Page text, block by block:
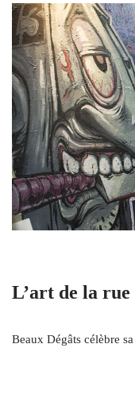
L’art de la
Beaux Dégâts célèbre